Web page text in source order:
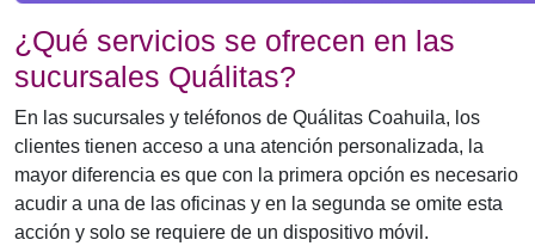
¿Qué servicios se ofrecen en las
sucursales Quálitas?
En las sucursales y teléfonos de Quálitas Coahuila, los
clientes tienen acceso a una atención personalizada, la
mayor diferencia es que con la primera opción es necesario
acudir a una de las oficinas y en la segunda se omite esta
acción y solo se requiere de un dispositivo móvil.